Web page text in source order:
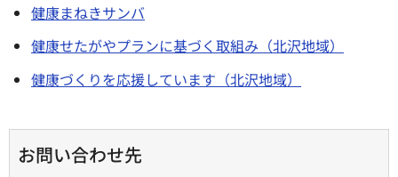
健康まねきサンバ
健康せたがやプランに基づく取組み（北沢地域）
健康づくりを応援しています（北沢地域）
お問い合わせ先